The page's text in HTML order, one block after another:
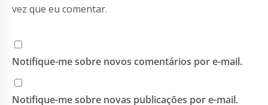
vez que eu comentar.
Notifique-me sobre novos comentários por e-mail.
Notifique-me sobre novas publicações por e-mail.